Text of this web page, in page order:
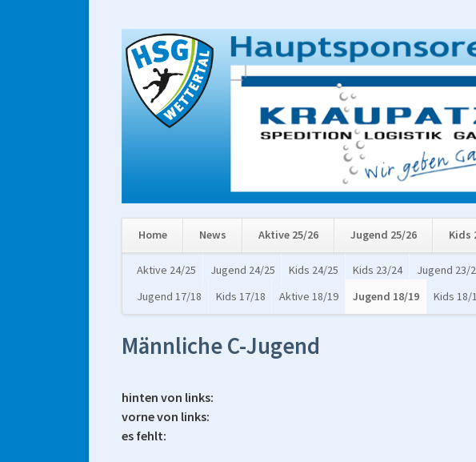
Home News Aktive 25/26 Jugend 25/26 Kids
überspringen
Aktive 24/25 Jugend 24/25 Kids 24/25 Kids 23/24 Jugend 23/
Jugend 17/18
Kids 17/18 Aktive 18/19 Jugend 18/19 Kids 18/
Männliche C-Jugend
hinten von links:
vorne von links:
es fehlt: